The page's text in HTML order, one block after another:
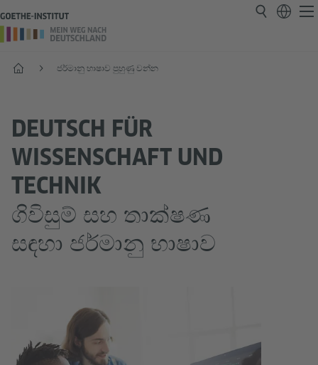
ආරම්භය ජර්මානු භාෂාව පුහුණු වන්න
DEUTSCH FÜR
WISSENSCHAFT UND
TECHNIK
ගිවිසුම් සහ තාක්ෂණ
සඳහා ජර්මානු භාෂාව